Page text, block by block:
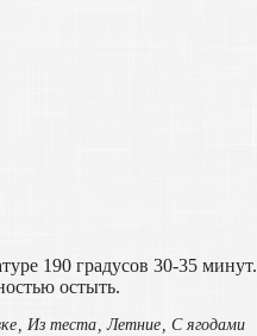
190 градусов 30-35 минут.
остыть.
,Из теста,Летние,С ягодами